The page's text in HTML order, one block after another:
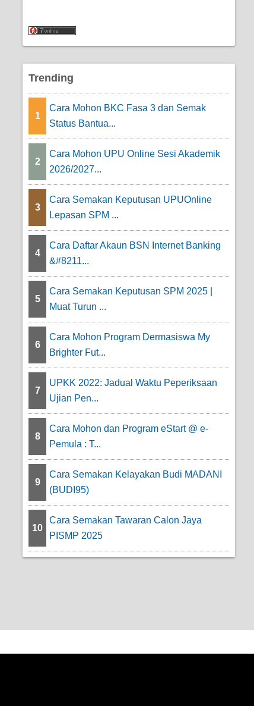
Trending
1
Cara Mohon BKC Fasa 3 dan Semak
Status Bantua...
2
Cara Mohon UPU Online Sesi Akademik
2026/2027...
3
Cara Semakan Keputusan UPUOnline
Lepasan SPM ...
4
Cara Daftar Akaun BSN Internet Banking
&#8211...
5
Cara Semakan Keputusan SPM 2025 |
Muat Turun ...
6
Cara Mohon Program Dermasiswa My
Brighter Fut...
7
UPKK 2022: Jadual Waktu Peperiksaan
Ujian Pen...
8
Cara Mohon dan Program eStart @ e-
Pemula : T...
9
Cara Semakan Kelayakan Budi MADANI
(BUDI95)
10
Cara Semakan Tawaran Calon Jaya
PISMP 2025